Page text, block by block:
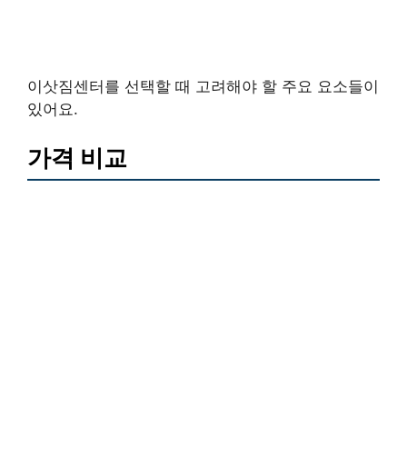
이삿짐센터를 선택할 때 고려해야 할 주요 요소들이
있어요.
가격 비교